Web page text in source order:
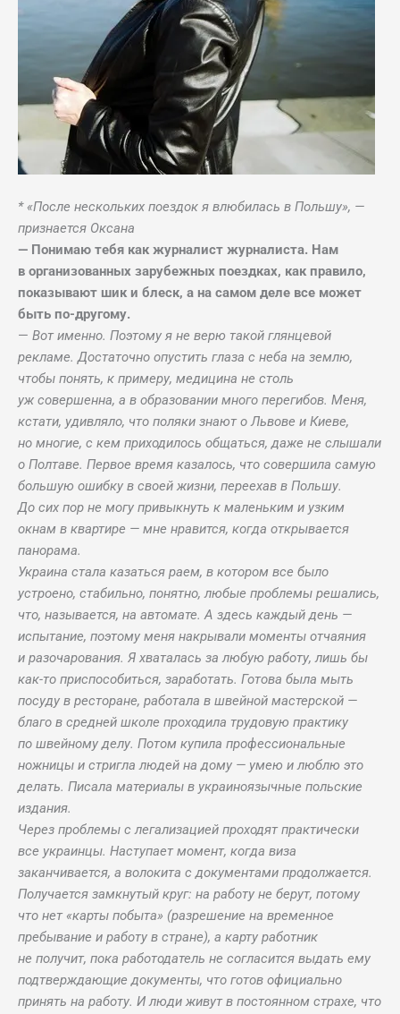
* «После нескольких поездок я влюбилась в Польшу», —
признается Оксана
— Понимаю тебя как журналист журналиста. Нам
в организованных зарубежных поездках, как правило,
показывают шик и блеск, а на самом деле все может
быть по-другому.
— Вот именно. Поэтому я не верю такой глянцевой
рекламе. Достаточно опустить глаза с неба на землю,
чтобы понять, к примеру, медицина не столь
уж совершенна, а в образовании много перегибов. Меня,
кстати, удивляло, что поляки знают о Львове и Киеве,
но многие, с кем приходилось общаться, даже не слышали
о Полтаве. Первое время казалось, что совершила самую
большую ошибку в своей жизни, переехав в Польшу.
До сих пор не могу привыкнуть к маленьким и узким
окнам в квартире — мне нравится, когда открывается
панорама.
Украина стала казаться раем, в котором все было
устроено, стабильно, понятно, любые проблемы решались,
что, называется, на автомате. А здесь каждый день —
испытание, поэтому меня накрывали моменты отчаяния
и разочарования. Я хваталась за любую работу, лишь бы
как-то приспособиться, заработать. Готова была мыть
посуду в ресторане, работала в швейной мастерской —
благо в средней школе проходила трудовую практику
по швейному делу. Потом купила профессиональные
ножницы и стригла людей на дому — умею и люблю это
делать. Писала материалы в украиноязычные польские
издания.
Через проблемы с легализацией проходят практически
все украинцы. Наступает момент, когда виза
заканчивается, а волокита с документами продолжается.
Получается замкнутый круг: на работу не берут, потому
что нет «карты побыта» (разрешение на временное
пребывание и работу в стране), а карту работник
не получит, пока работодатель не согласится выдать ему
подтверждающие документы, что готов официально
принять на работу. И люди живут в постоянном страхе, что